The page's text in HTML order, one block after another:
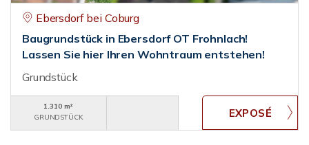
Ebersdorf bei Coburg
Baugrundstück in Ebersdorf OT Frohnlach!
Lassen Sie hier Ihren Wohntraum entstehen!
Grundstück
1.310 m²
GRUNDSTÜCK